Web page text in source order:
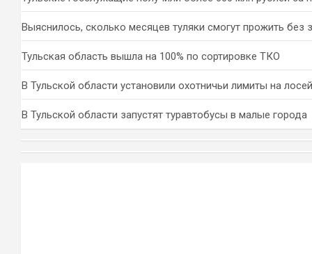
Выяснилось, сколько месяцев туляки смогут прожить без
Тульская область вышла на 100% по сортировке ТКО
В Тульской области установили охотничьи лимиты на
В Тульской области запустят туравтобусы в малые города